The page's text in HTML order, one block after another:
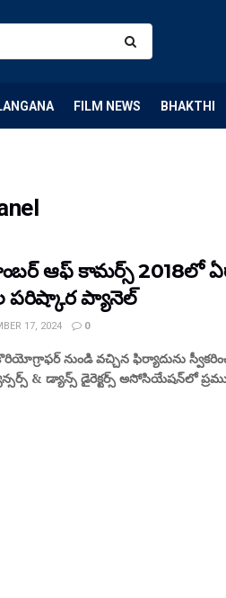
FILM NEWS BHAKTHI
ఆఫ్ కామర్స్ 2018లో
పరిష్కార ప్యానెల్‌
17, 2024 0
నుండి వచ్చిన ఫిర్యాదును
& డ్యాన్స్ డైరెక్టర్స్ అసోసియేషన్‌లో